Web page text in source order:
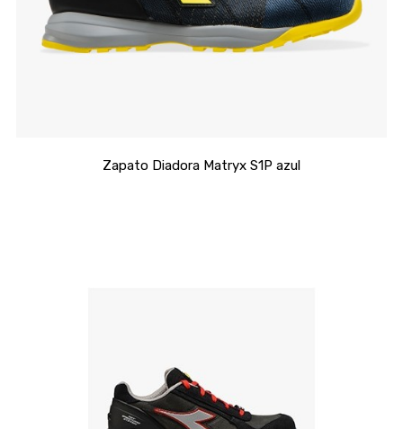
Zapato Diadora Matryx S1P azul